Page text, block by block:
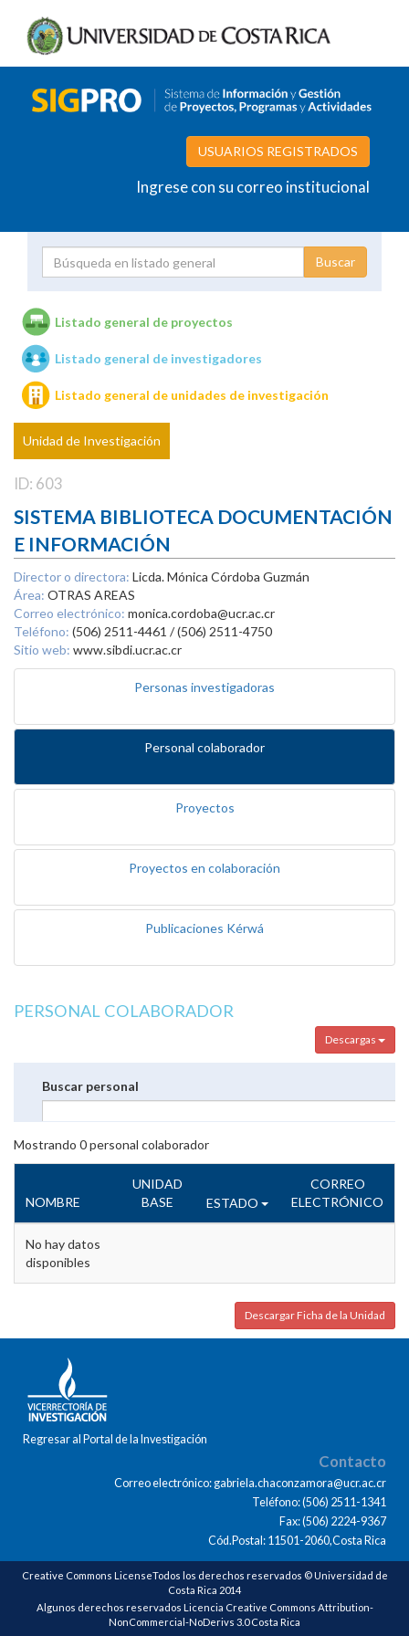
USUARIOS REGISTRADOS
Ingrese con su correo institucional
Unidades de investigación
Listado general de proyectos
Listado general de investigadores
Listado general de unidades de investigación
Unidad de Investigación
ID: 603
SISTEMA BIBLIOTECA DOCUMENTACIÓN
E INFORMACIÓN
Director o directora: Licda. Mónica Córdoba Guzmán
Área: OTRAS AREAS
Correo electrónico: monica.cordoba@ucr.ac.cr
Teléfono: (506) 2511-4461 / (506) 2511-4750
Sitio web: www.sibdi.ucr.ac.cr
Personas investigadoras
Personal colaborador
Proyectos
Proyectos en colaboración
Publicaciones Kérwá
PERSONAL COLABORADOR
Descargas
Buscar personal
Mostrando 0personal colaborador
NOMBRE
UNIDAD
BASE
ESTADO
CORREO
ELECTRÓNICO
No hay datos
disponibles
Descargar Ficha de la Unidad
Regresar al Portal de la Investigación
Contacto
Correo electrónico: gabriela.chaconzamora@ucr.ac.cr
Teléfono: (506) 2511-1341
Fax: (506) 2224-9367
Cód.Postal: 11501-2060,Costa Rica
Creative Commons LicenseTodos los derechos reservados © Universidad de
Costa Rica 2014
Algunos derechos reservados Licencia Creative Commons Attribution-
NonCommercial-NoDerivs 3.0 Costa Rica